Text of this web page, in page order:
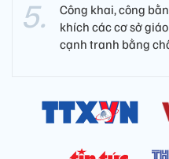
Công khai, công
khích các cơ sở
cạnh tranh bằng